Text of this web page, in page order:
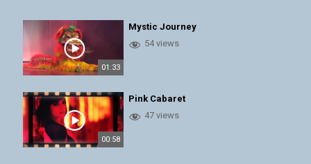
01:33
Mystic Journey
54 views
00:58
Pink Cabaret
47 views